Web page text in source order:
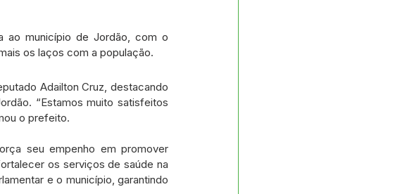
ao município de Jordão, com o
os laços com a população.
Adailton Cruz, destacando
“Estamos muito satisfeitos
o prefeito.
seu empenho em promover
os serviços de saúde na
e o município, garantindo